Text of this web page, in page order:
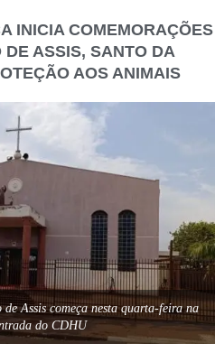
INICIA COMEMORAÇÕES
ASSIS, SANTO DA
AOS ANIMAIS
Assis começa nesta quarta-feira na
do CDHU